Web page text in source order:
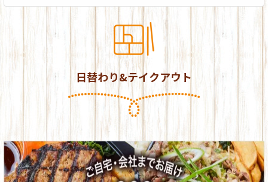
日替わり&テイクアウト